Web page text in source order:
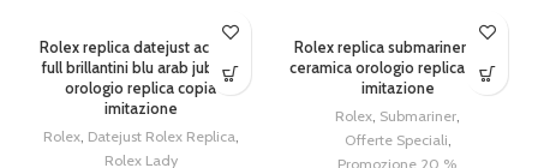
Rolex replica datejust acciaio
full brillantini blu arab jubilèè
orologio replica copia
imitazione
Rolex, Datejust Rolex Replica,
Rolex Lady
Rolex replica submariner nero
ceramica orologio replica copia
imitazione
Rolex, Submariner,
Offerte Speciali,
Promozione 20 %